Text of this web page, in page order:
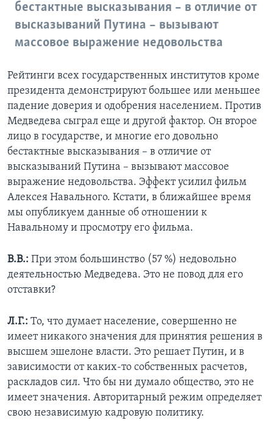
бестактные высказывания – в отличие от
высказываний Путина – вызывают
массовое выражение недовольства
Рейтинги всех государственных институтов кроме
президента демонстрируют большее или меньшее
падение доверия и одобрения населением. Против
Медведева сыграл еще и другой фактор. Он второе
лицо в государстве, и многие его довольно
бестактные высказывания – в отличие от
высказываний Путина – вызывают массовое
выражение недовольства. Эффект усилил фильм
Алексея Навального. Кстати, в ближайшее время
мы опубликуем данные об отношении к
Навальному и просмотру его фильма.
В.В.: При этом большинство (57 %) недовольно
деятельностью Медведева. Это не повод для его
отставки?
Л.Г.: То, что думает население, совершенно не
имеет никакого значения для принятия решения в
высшем эшелоне власти. Это решает Путин, и в
зависимости от каких-то собственных расчетов,
раскладов сил. Что бы ни думало общество, это не
имеет значения. Авторитарный режим определяет
свою независимую кадровую политику.